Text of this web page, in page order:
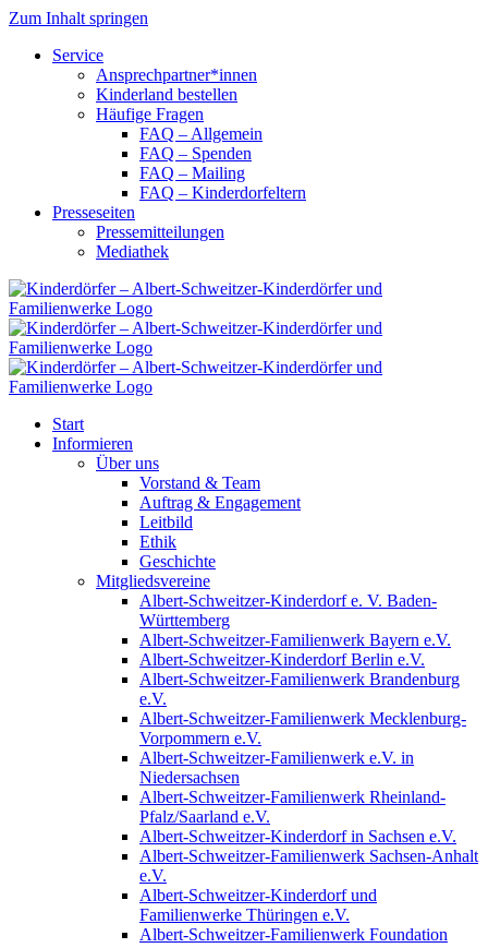
Zum Inhalt springen
Service
Ansprechpartner*innen
Kinderland bestellen
Häufige Fragen
FAQ – Allgemein
FAQ – Spenden
FAQ – Mailing
FAQ – Kinderdorfeltern
Presseseiten
Pressemitteilungen
Mediathek
Start
Informieren
Über uns
Vorstand & Team
Auftrag & Engagement
Leitbild
Ethik
Geschichte
Mitgliedsvereine
Albert-Schweitzer-Kinderdorf e. V. Baden-
Württemberg
Albert-Schweitzer-Familienwerk Bayern e.V.
Albert-Schweitzer-Kinderdorf Berlin e.V.
Albert-Schweitzer-Familienwerk Brandenburg
e.V.
Albert-Schweitzer-Familienwerk Mecklenburg-
Vorpommern e.V.
Albert-Schweitzer-Familienwerk e.V. in
Niedersachsen
Albert-Schweitzer-Familienwerk Rheinland-
Pfalz/Saarland e.V.
Albert-Schweitzer-Kinderdorf in Sachsen e.V.
Albert-Schweitzer-Familienwerk Sachsen-Anhalt
e.V.
Albert-Schweitzer-Kinderdorf und
Familienwerke Thüringen e.V.
Albert-Schweitzer-Familienwerk Foundation